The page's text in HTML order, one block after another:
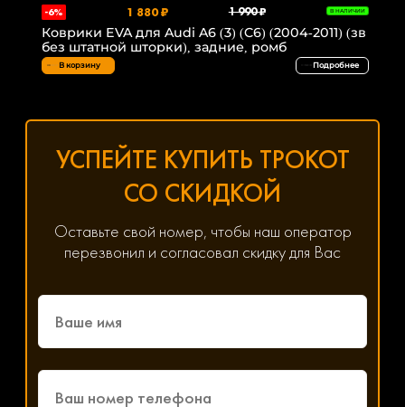
-6% 1 880 ₽ 1 990 ₽ В НАЛИЧИИ
Коврики EVA для Audi A6 (3) (C6) (2004-2011) (зв
без штатной шторки), задние, ромб
В корзину Подробнее
УСПЕЙТЕ КУПИТЬ ТРОКОТ
СО СКИДКОЙ
Оставьте свой номер, чтобы наш оператор
перезвонил и согласовал скидку для Вас